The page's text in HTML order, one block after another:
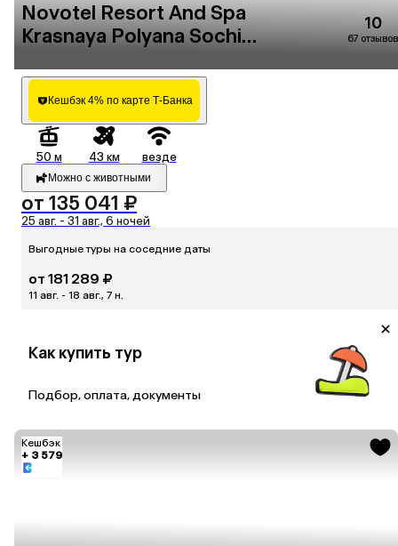
Novotel Resort And Spa
Krasnaya Polyana Sochi
10
67 отзывов
Кешбэк 4% по карте Т-Банка
50 м 43 км везде
Можно с животными
от 135 041 ₽
25 авг. - 31 авг., 6 ночей
Выгодные туры на соседние даты
от 181 289 ₽
11 авг. - 18 авг., 7 н.
Как купить тур
Подбор, оплата, документы
Кешбэк
+ 3 579